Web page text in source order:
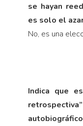
se hayan
es solo el
No, es una
Indica que